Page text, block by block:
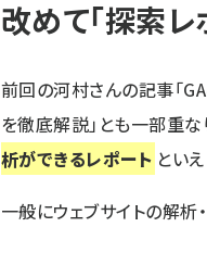
改めて「探索レ
前回の河村さんの記事「
を徹底解説」とも一部重な
析ができるレポート といえ
一般にウェブサイトの解析